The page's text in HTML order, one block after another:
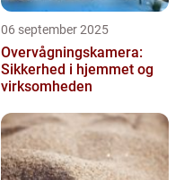
06 september 2025
Overvågningskamera:
Sikkerhed i hjemmet og
virksomheden